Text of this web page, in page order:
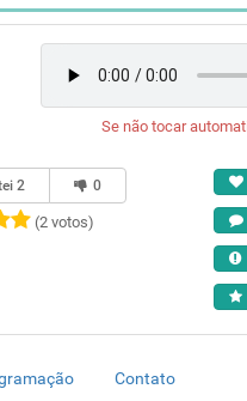
Se não tocar
2 0
(2 votos)
Contato